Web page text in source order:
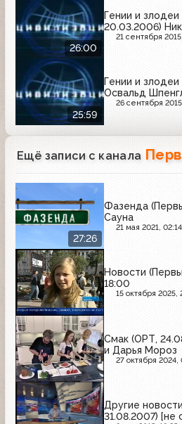
26:00
Гении и
20.03.2006)
21 сентября
25:59
Гении и
Освальд
26 сентября
Ещё записи с канала
27:26
Фазенда
Сауна
21 мая 2021, 02:14
Новости
18:00
15 октября 2025,
Смак (ОРТ,
и Дарья Мороз
27 октября 2024,
Другие
31.08.2007) [не